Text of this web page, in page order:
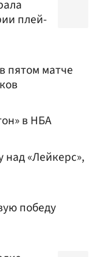
плей-
пятом матче
в НБА
над «Лейкерс»,
победу